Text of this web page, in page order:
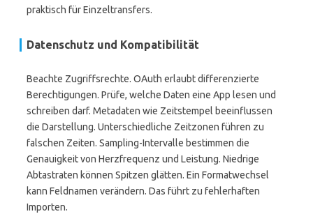
praktisch für Einzeltransfers.
Datenschutz und Kompatibilität
Beachte Zugriffsrechte. OAuth erlaubt differenzierte
Berechtigungen. Prüfe, welche Daten eine App lesen und
schreiben darf. Metadaten wie Zeitstempel beeinflussen
die Darstellung. Unterschiedliche Zeitzonen führen zu
falschen Zeiten. Sampling-Intervalle bestimmen die
Genauigkeit von Herzfrequenz und Leistung. Niedrige
Abtastraten können Spitzen glätten. Ein Formatwechsel
kann Feldnamen verändern. Das führt zu fehlerhaften
Importen.